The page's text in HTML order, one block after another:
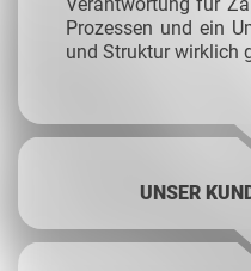
Prozessen und ein
und Struktur wirklich
UNSER